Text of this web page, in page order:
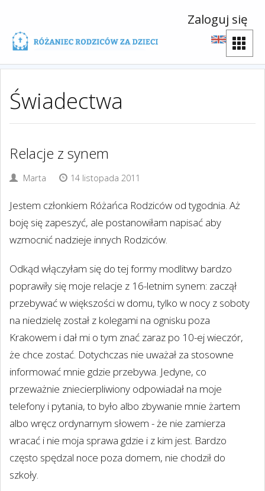
Zaloguj się
Świadectwa
Relacje z synem
Marta 14 listopada 2011
Jestem członkiem Różańca Rodziców od tygodnia. Aż
boję się zapeszyć, ale postanowiłam napisać aby
wzmocnić nadzieje innych Rodziców.
Odkąd włączyłam się do tej formy modlitwy bardzo
poprawiły się moje relacje z 16-letnim synem: zaczął
przebywać w większości w domu, tylko w nocy z soboty
na niedzielę został z kolegami na ognisku poza
Krakowem i dał mi o tym znać zaraz po 10-ej wieczór,
że chce zostać. Dotychczas nie uważał za stosowne
informować mnie gdzie przebywa. Jedyne, co
przeważnie zniecierpliwiony odpowiadał na moje
telefony i pytania, to było albo zbywanie mnie żartem
albo wręcz ordynarnym słowem - że nie zamierza
wracać i nie moja sprawa gdzie i z kim jest. Bardzo
często spędzal noce poza domem, nie chodził do
szkoły.